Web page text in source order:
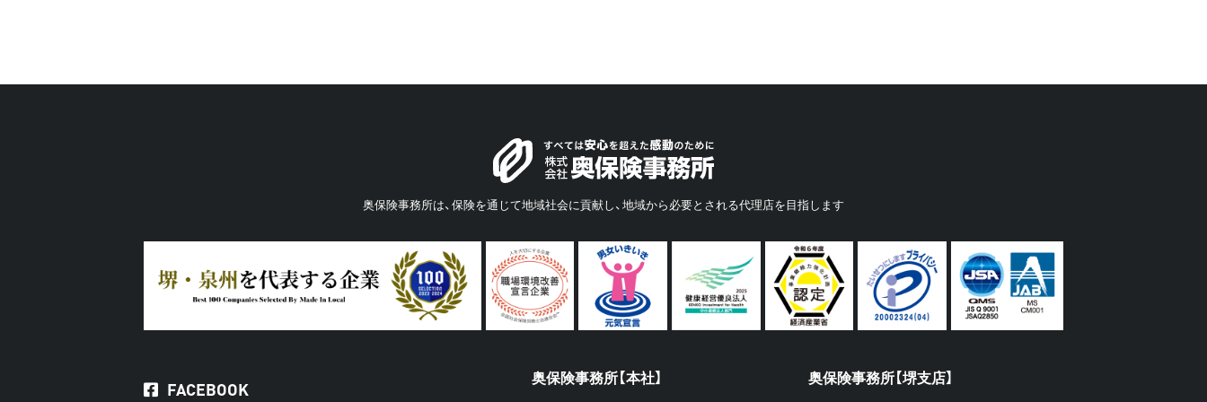
奥保険事務所は、保険を通じて地域社会に貢献し、地域から必要とされる代理店を目指します
FACEBOOK 奥保険事務所【本社】 奥保険事務所【堺支店】